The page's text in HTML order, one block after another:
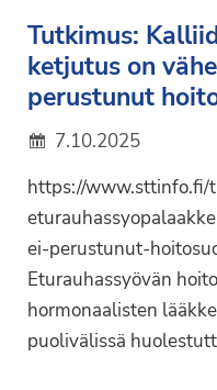
Tutkimus:
ketjutus on
perustunut
7.10.2025
https://
ei-perustunut-
Eturauhassyövän
hormonaalisten
puolivälissä